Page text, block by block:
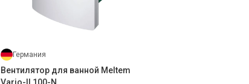
Германия
Вентилятор для ванной Meltem